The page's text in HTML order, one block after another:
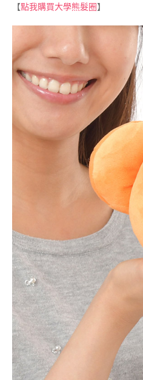
【點我購買大學熊髮圈 】